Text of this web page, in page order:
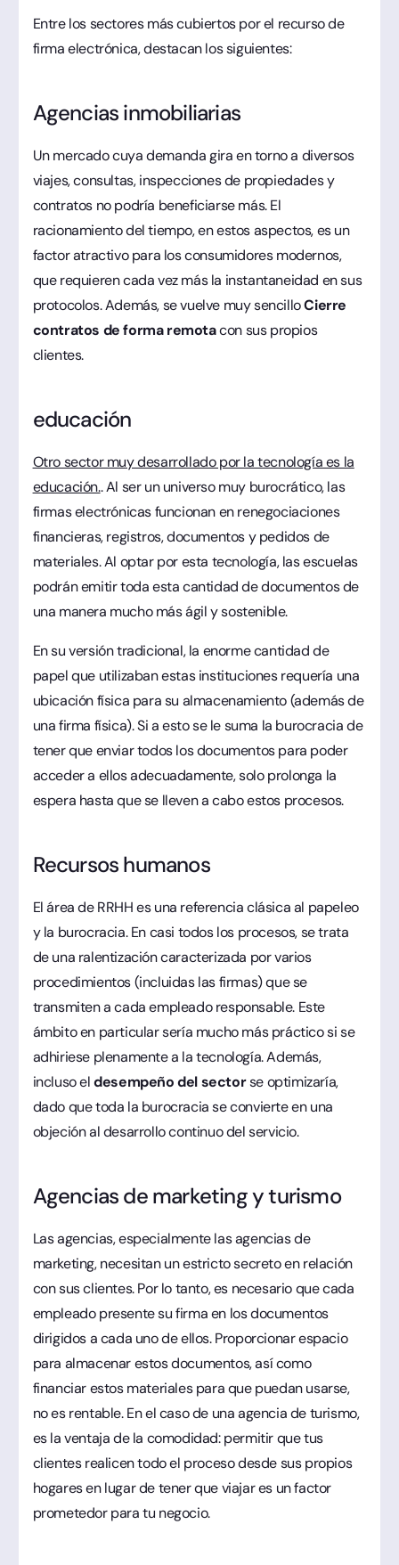
Entre los sectores más cubiertos por el recurso de
firma electrónica, destacan los siguientes:
Agencias inmobiliarias
Un mercado cuya demanda gira en torno a diversos
viajes, consultas, inspecciones de propiedades y
contratos no podría beneficiarse más. El
racionamiento del tiempo, en estos aspectos, es un
factor atractivo para los consumidores modernos,
que requieren cada vez más la instantaneidad en sus
protocolos. Además, se vuelve muy sencilloCierre
contratos de forma remotacon sus propios
clientes.
educación
Otro sector muy desarrollado por la tecnología es la
educación.. Al ser un universo muy burocrático, las
firmas electrónicas funcionan en renegociaciones
financieras, registros, documentos y pedidos de
materiales. Al optar por esta tecnología, las escuelas
podrán emitir toda esta cantidad de documentos de
una manera mucho más ágil y sostenible.
En su versión tradicional, la enorme cantidad de
papel que utilizaban estas instituciones requería una
ubicación física para su almacenamiento (además de
una firma física). Si a esto se le suma la burocracia de
tener que enviar todos los documentos para poder
acceder a ellos adecuadamente, solo prolonga la
espera hasta que se lleven a cabo estos procesos.
Recursos humanos
El área de RRHH es una referencia clásica al papeleo
y la burocracia. En casi todos los procesos, se trata
de una ralentización caracterizada por varios
procedimientos (incluidas las firmas) que se
transmiten a cada empleado responsable. Este
ámbito en particular sería mucho más práctico si se
adhiriese plenamente a la tecnología. Además,
incluso eldesempeño del sectorse optimizaría,
dado que toda la burocracia se convierte en una
objeción al desarrollo continuo del servicio.
Agencias de marketing y turismo
Las agencias, especialmente las agencias de
marketing, necesitan un estricto secreto en relación
con sus clientes. Por lo tanto, es necesario que cada
empleado presente su firma en los documentos
dirigidos a cada uno de ellos. Proporcionar espacio
para almacenar estos documentos, así como
financiar estos materiales para que puedan usarse,
no es rentable. En el caso de una agencia de turismo,
es la ventaja de la comodidad: permitir que tus
clientes realicen todo el proceso desde sus propios
hogares en lugar de tener que viajar es un factor
prometedor para tu negocio.